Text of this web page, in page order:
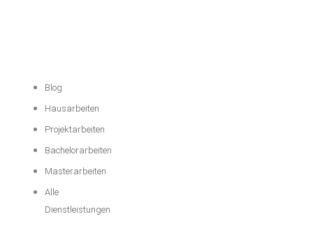
Blog
Hausarbeiten
Projektarbeiten
Bachelorarbeiten
Masterarbeiten
Alle
Dienstleistungen